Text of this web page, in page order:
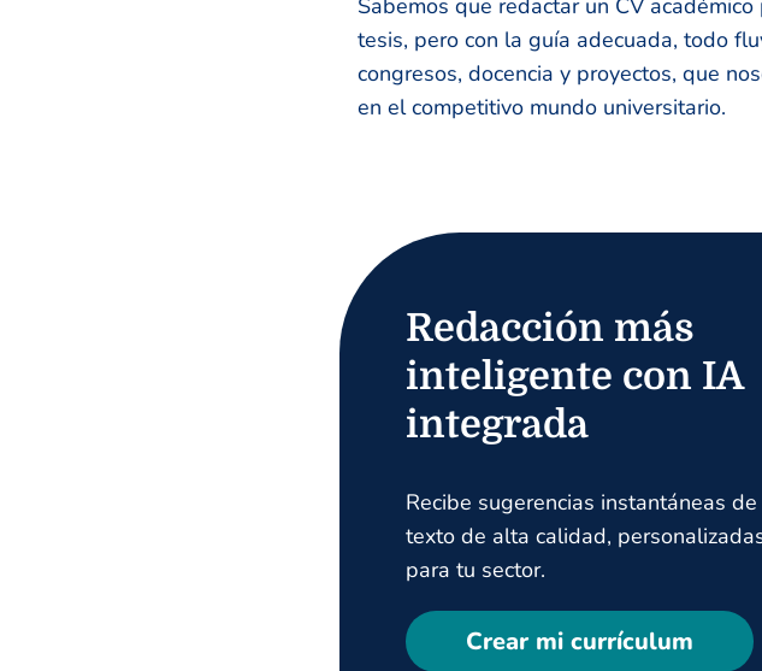
Sabemos que redactar un CV
tesis, pero con la guía adecuada, todo
congresos, docencia y proyectos, que
en el competitivo mundo universitario.
Redacción más
inteligente con IA
integrada
Recibe sugerencias instantáneas de
texto de alta calidad,
para tu sector.
Crear mi currículum